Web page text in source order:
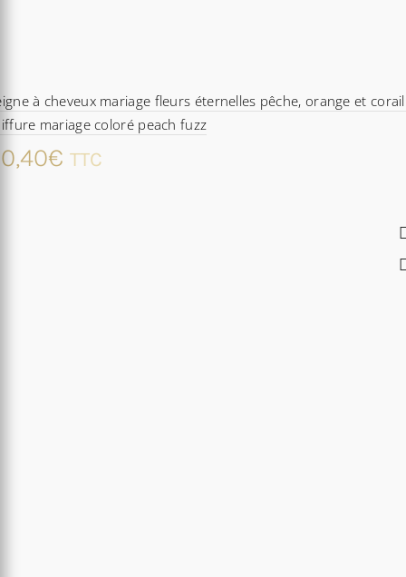
à cheveux mariage fleurs éternelles pêche, orange et
mariage coloré peach fuzz
€ TTC